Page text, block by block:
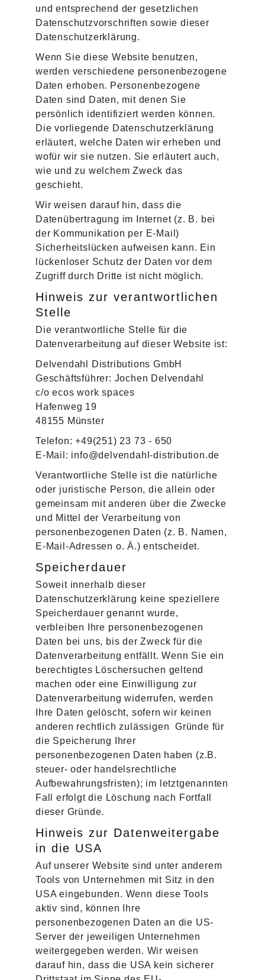
und entsprechend der gesetzlichen
Datenschutzvorschriften sowie dieser
Datenschutzerklärung.
Wenn Sie diese Website benutzen,
werden verschiedene personenbezogene
Daten erhoben. Personenbezogene
Daten sind Daten, mit denen Sie
persönlich identifiziert werden können.
Die vorliegende Datenschutzerklärung
erläutert, welche Daten wir erheben und
wofür wir sie nutzen. Sie erläutert auch,
wie und zu welchem Zweck das
geschieht.
Wir weisen darauf hin, dass die
Datenübertragung im Internet (z. B. bei
der Kommunikation per E-Mail)
Sicherheitslücken aufweisen kann. Ein
lückenloser Schutz der Daten vor dem
Zugriff durch Dritte ist nicht möglich.
Hinweis zur verantwortlichen
Stelle
Die verantwortliche Stelle für die
Datenverarbeitung auf dieser Website ist:
Delvendahl Distributions GmbH
Geschäftsführer: Jochen Delvendahl
c/o ecos work spaces
Hafenweg 19
48155 Münster
Telefon: +49(251) 23 73 - 650
E-Mail: info@delvendahl-distribution.de
Verantwortliche Stelle ist die natürliche
oder juristische Person, die allein oder
gemeinsam mit anderen über die Zwecke
und Mittel der Verarbeitung von
personenbezogenen Daten (z. B. Namen,
E-Mail-Adressen o. Ä.) entscheidet.
Speicherdauer
Soweit innerhalb dieser
Datenschutzerklärung keine speziellere
Speicherdauer genannt wurde,
verbleiben Ihre personenbezogenen
Daten bei uns, bis der Zweck für die
Datenverarbeitung entfällt. Wenn Sie ein
berechtigtes Löschersuchen geltend
machen oder eine Einwilligung zur
Datenverarbeitung widerrufen, werden
Ihre Daten gelöscht, sofern wir keinen
anderen rechtlich zulässigen Gründe für
die Speicherung Ihrer
personenbezogenen Daten haben (z.B.
steuer- oder handelsrechtliche
Aufbewahrungsfristen); im letztgenannten
Fall erfolgt die Löschung nach Fortfall
dieser Gründe.
Hinweis zur Datenweitergabe
in die USA
Auf unserer Website sind unter anderem
Tools von Unternehmen mit Sitz in den
USA eingebunden. Wenn diese Tools
aktiv sind, können Ihre
personenbezogenen Daten an die US-
Server der jeweiligen Unternehmen
weitergegeben werden. Wir weisen
darauf hin, dass die USA kein sicherer